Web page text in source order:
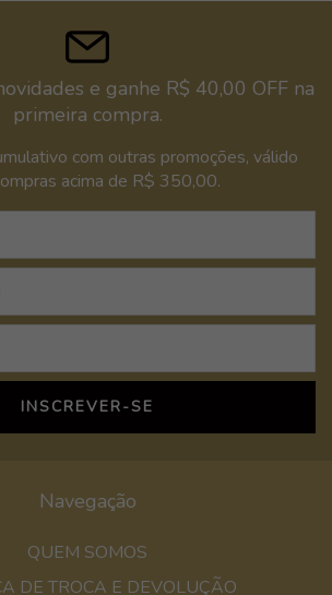
e ganhe R$ 40,00 OFF na
primeira compra.
com outras promoções, válido
acima de R$ 350,00.
Navegação
QUEM SOMOS
DE TROCA E DEVOLUÇÃO